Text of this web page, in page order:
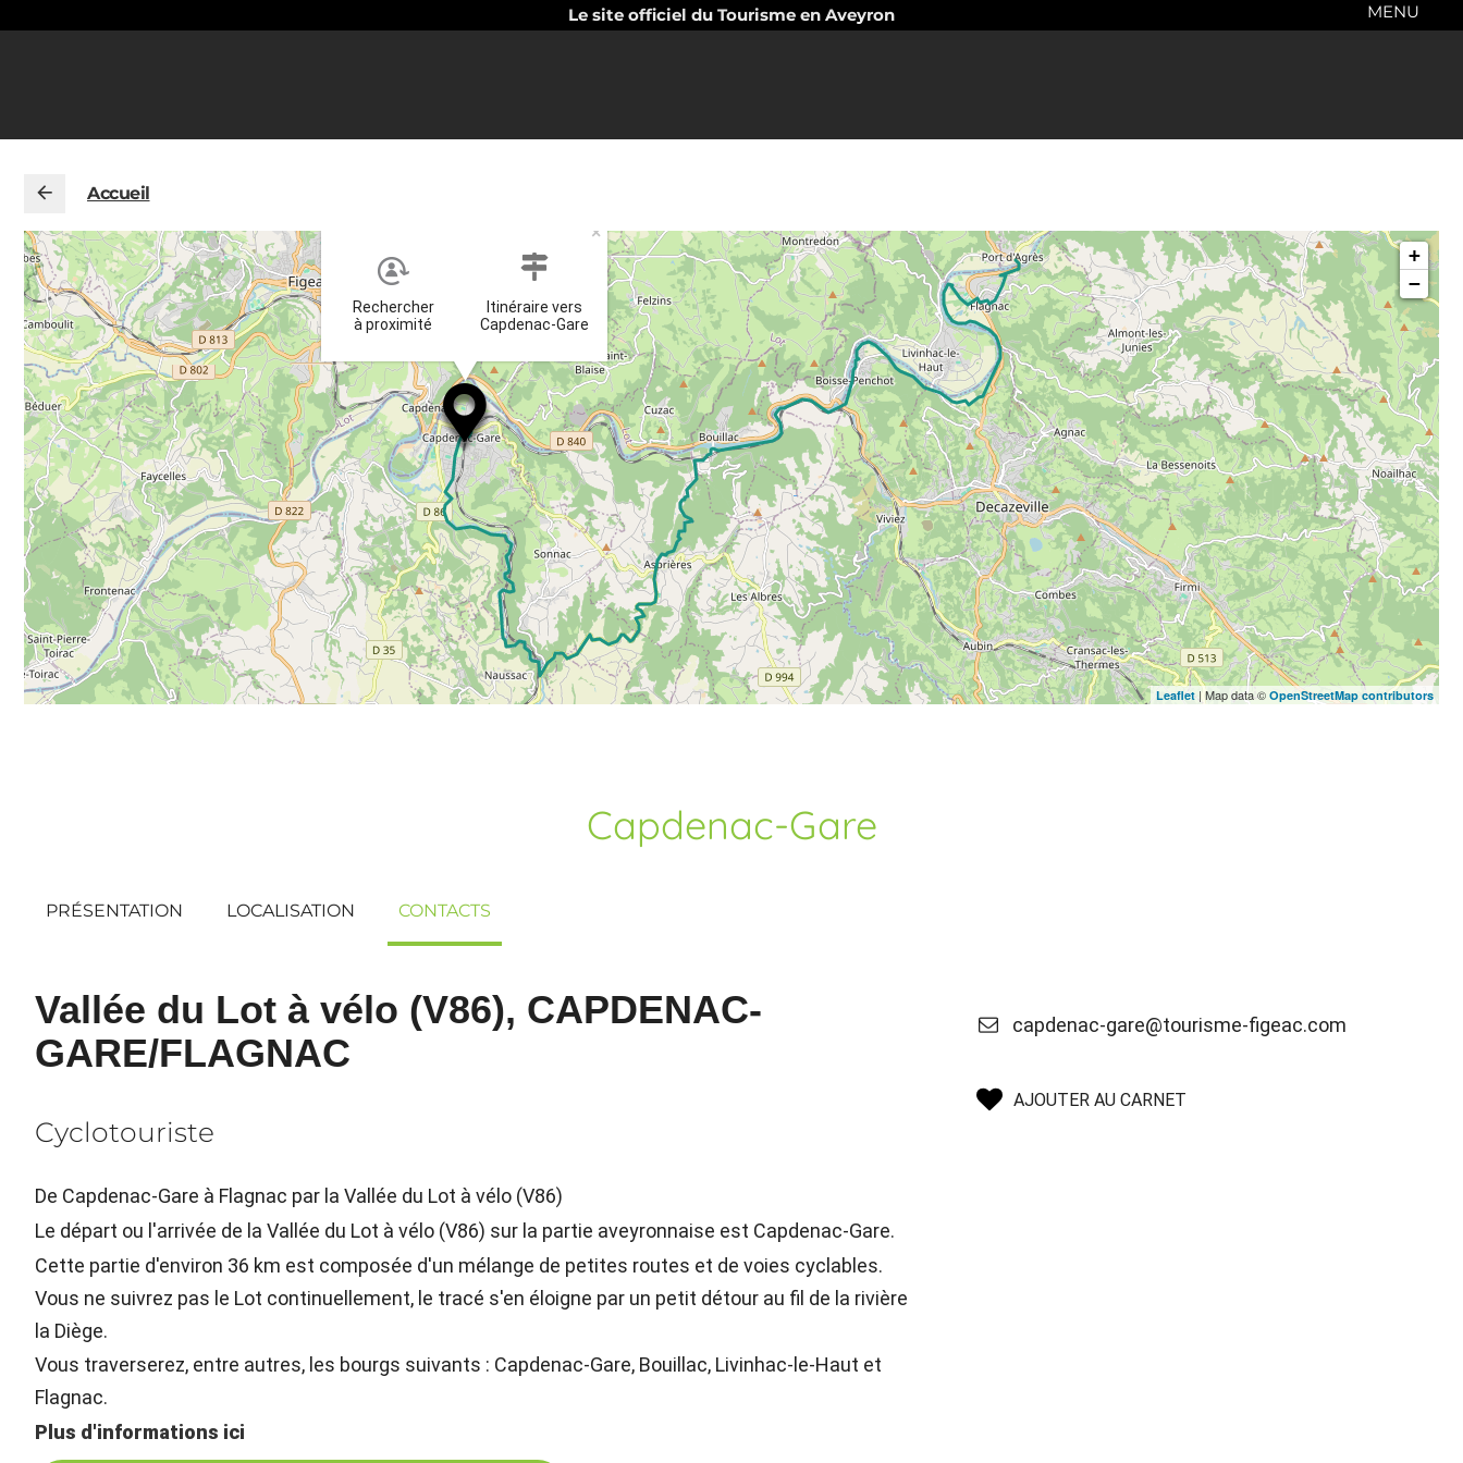
Le site officiel du Tourisme en Aveyron MENU
Accueil
Rechercher
à proximité
Itinéraire vers
Capdenac-Gare
×
+
−
Leaflet| Map data © OpenStreetMap contributors
Capdenac-Gare
PRÉSENTATION LOCALISATION CONTACTS
Vallée du Lot à vélo (V86), CAPDENAC-
GARE/FLAGNAC
Cyclotouriste
De Capdenac-Gare à Flagnac par la Vallée du Lot à vélo (V86)
Le départ ou l'arrivée de la Vallée du Lot à vélo (V86) sur la partie aveyronnaise est Capdenac-Gare.
Cette partie d'environ 36 km est composée d'un mélange de petites routes et de voies cyclables.
Vous ne suivrez pas le Lot continuellement, le tracé s'en éloigne par un petit détour au fil de la rivière
la Diège.
Vous traverserez, entre autres, les bourgs suivants : Capdenac-Gare, Bouillac, Livinhac-le-Haut et
Flagnac.
Plus d'informations ici
capdenac-gare@tourisme-figeac.com
AJOUTER AU CARNET